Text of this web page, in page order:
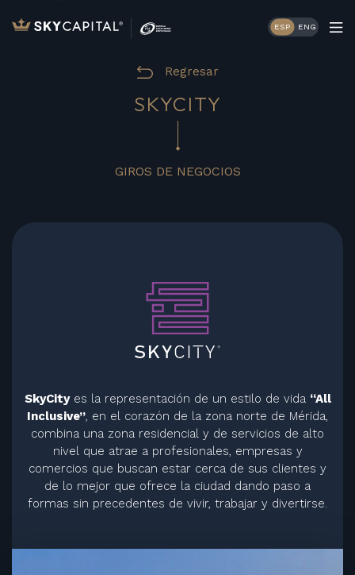
ESP ENG
Regresar
SKYCITY
GIROS DE NEGOCIOS
SkyCityes la representación de un estilo de vida “All
Inclusive”, en el corazón de la zona norte de Mérida,
combina una zona residencial y de servicios de alto
nivel que atrae a profesionales, empresas y
comercios que buscan estar cerca de sus clientes y
de lo mejor que ofrece la ciudad dando paso a
formas sin precedentes de vivir, trabajar y divertirse.